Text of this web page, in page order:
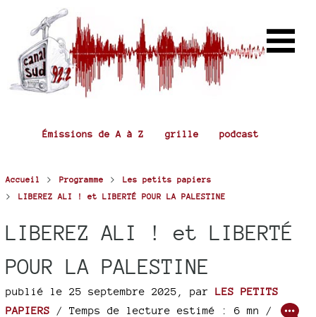
Émissions de A à Z grille podcast
Accueil > Programme > Les petits papiers
> LIBEREZ ALI ! et LIBERTÉ POUR LA PALESTINE
LIBEREZ ALI ! et LIBERTÉ
POUR LA PALESTINE
publié le 25 septembre 2025 par LES PETITS
PAPIERS / Temps de lecture estimé : 6 mn /